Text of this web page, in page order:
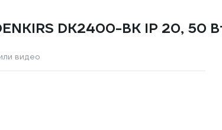
DK2400-BK IP 20, 50
видео